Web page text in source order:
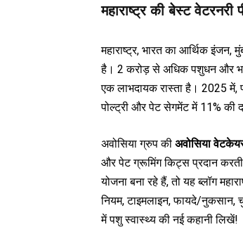
महाराष्ट्र की बेस्ट वेटरनरी
महाराष्ट्र, भारत का आर्थिक
है। 2 करोड़ से अधिक पशुधन और
एक लाभदायक रास्ता है। 2025 में,
पोल्ट्री और पेट सेगमेंट में 11% की
अवोसिया ग्रुप की अवोसिया
और पेट ग्रूमिंग किट्स प्रदान
योजना बना रहे हैं, तो यह ब्लॉग
नियम, टाइमलाइन, फायदे/नुकसान,
में पशु स्वास्थ्य की नई कहानी लिखें!